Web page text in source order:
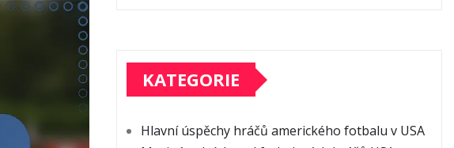
KATEGORIE
Hlavní úspěchy hráčů amerického fotbalu v USA